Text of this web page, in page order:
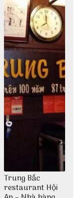
Trung Bắc
restaurant Hội